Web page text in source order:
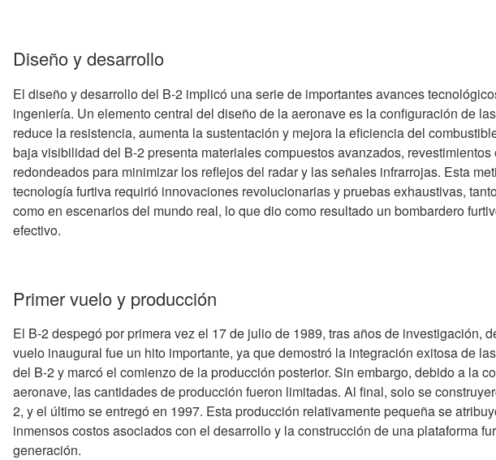
Diseño y desarrollo
El diseño y desarrollo del B-2 implicó una serie de importantes avances
ingeniería. Un elemento central del diseño de la aeronave es la configuración de
reduce la resistencia, aumenta la sustentación y mejora la eficiencia del
baja visibilidad del B-2 presenta materiales compuestos avanzados,
redondeados para minimizar los reflejos del radar y las señales infrarrojas. Esta
tecnología furtiva requirió innovaciones revolucionarias y pruebas exhaustivas,
como en escenarios del mundo real, lo que dio como resultado un bombardero
efectivo.
Primer vuelo y producción
El B-2 despegó por primera vez el 17 de julio de 1989, tras años de investigación,
vuelo inaugural fue un hito importante, ya que demostró la integración exitosa de
del B-2 y marcó el comienzo de la producción posterior. Sin embargo, debido a la
aeronave, las cantidades de producción fueron limitadas. Al final, solo se
2, y el último se entregó en 1997. Esta producción relativamente pequeña se
inmensos costos asociados con el desarrollo y la construcción de una plataforma
generación.